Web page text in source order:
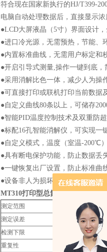
符合现在国家新执行的HJ/T399-
电脑自动处理数据后，直接显示
●LCD大屏液晶（5寸）界面设计
●进口冷光源，无需预热，节能、
●内置标准曲线，无需用户标定和
●开启引导式测量,操作一键到底，
●采用消解比色一体，减少人为操
●可直接打印或联机打印当前数据
●自定义曲线80条以上，可储存
●智能PID温度控制技术及双重防
●标配16孔智能消解仪，可实现一
●自定义模式，温度（室温-200℃）
●具有断电保护功能，防止数据丢
●一键恢复出厂设置，防止标准曲
●设备非人为损坏，质保三年，*软
MT310打印型总氮浓度测定仪技
测定范围
0.05-100mg/L
测定误差
≤± 5％
检测下限
0.5mg/L
重复性
≤±3%